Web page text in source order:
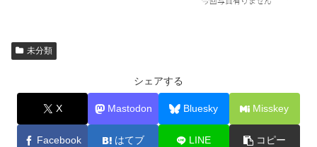
未分類
シェアする
X Mastodon Bluesky Misskey
Facebook はてブ LINE コピー